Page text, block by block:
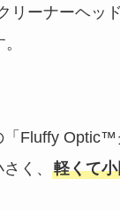
リーナーヘッ
「Fluffy Optic™
く、
軽くて